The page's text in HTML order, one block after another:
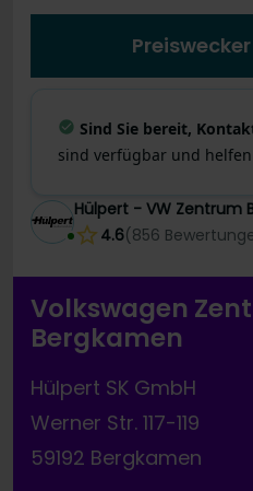
Sind Sie bereit,
sind verfügbar und
Hülpert - VW Zentrum
4.6(856
Volkswagen
Bergkamen
Hülpert SK GmbH
Werner Str. 117-119
59192 Bergkamen